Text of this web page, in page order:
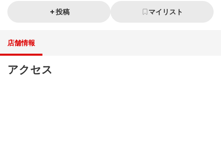
投稿 マイリスト
店舗情報
アクセス